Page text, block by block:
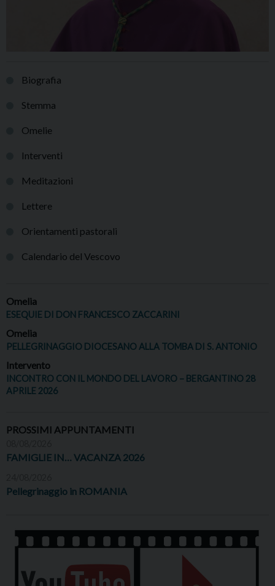
Biografia
Stemma
Omelie
Interventi
Meditazioni
Lettere
Orientamenti pastorali
Calendario del Vescovo
Omelia
ESEQUIE DI DON FRANCESCO ZACCARINI
Omelia
PELLEGRINAGGIO DIOCESANO ALLA TOMBA DI S. ANTONIO
Intervento
INCONTRO CON IL MONDO DEL LAVORO – BERGANTINO 28
APRILE 2026
PROSSIMI APPUNTAMENTI
FAMIGLIE IN… VACANZA 2026
Pellegrinaggio in ROMANIA